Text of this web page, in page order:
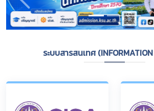
ระบบสารสนเทศ (INFORMATION